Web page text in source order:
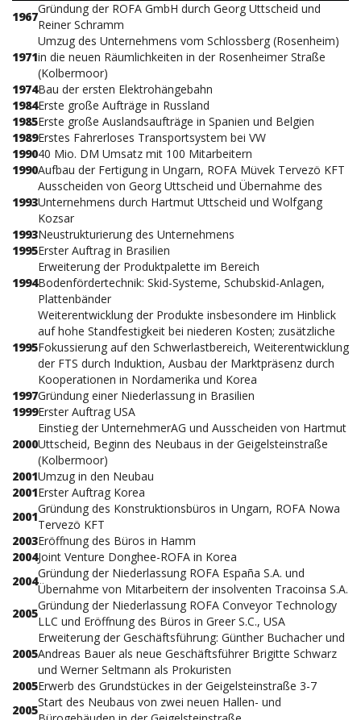
1967
Gründung der ROFA GmbH durch Georg Uttscheid und
Reiner Schramm
1971
Umzug des Unternehmens vom Schlossberg (Rosenheim)
in die neuen Räumlichkeiten in der Rosenheimer Straße
(Kolbermoor)
1974Bau der ersten Elektrohängebahn
1984Erste große Aufträge in Russland
1985Erste große Auslandsaufträge in Spanien und Belgien
1989Erstes Fahrerloses Transportsystem bei VW
199040 Mio. DM Umsatz mit 100 Mitarbeitern
1990Aufbau der Fertigung in Ungarn, ROFA Müvek Tervezö KFT
1993
Ausscheiden von Georg Uttscheid und Übernahme des
Unternehmens durch Hartmut Uttscheid und Wolfgang
Kozsar
1993Neustrukturierung des Unternehmens
1995Erster Auftrag in Brasilien
1994
Erweiterung der Produktpalette im Bereich
Bodenfördertechnik: Skid-Systeme, Schubskid-Anlagen,
Plattenbänder
1995
Weiterentwicklung der Produkte insbesondere im Hinblick
auf hohe Standfestigkeit bei niederen Kosten; zusätzliche
Fokussierung auf den Schwerlastbereich, Weiterentwicklung
der FTS durch Induktion, Ausbau der Marktpräsenz durch
Kooperationen in Nordamerika und Korea
1997Gründung einer Niederlassung in Brasilien
1999Erster Auftrag USA
2000
Einstieg der UnternehmerAG und Ausscheiden von Hartmut
Uttscheid, Beginn des Neubaus in der Geigelsteinstraße
(Kolbermoor)
2001Umzug in den Neubau
2001Erster Auftrag Korea
2001
Gründung des Konstruktionsbüros in Ungarn, ROFA Nowa
Tervezö KFT
2003Eröffnung des Büros in Hamm
2004Joint Venture Donghee-ROFA in Korea
2004
Gründung der Niederlassung ROFA España S.A. und
Übernahme von Mitarbeitern der insolventen Tracoinsa S.A.
2005
Gründung der Niederlassung ROFA Conveyor Technology
LLC und Eröffnung des Büros in Greer S.C., USA
2005
Erweiterung der Geschäftsführung: Günther Buchacher und
Andreas Bauer als neue Geschäftsführer Brigitte Schwarz
und Werner Seltmann als Prokuristen
2005Erwerb des Grundstückes in der Geigelsteinstraße 3-7
2005
Start des Neubaus von zwei neuen Hallen- und